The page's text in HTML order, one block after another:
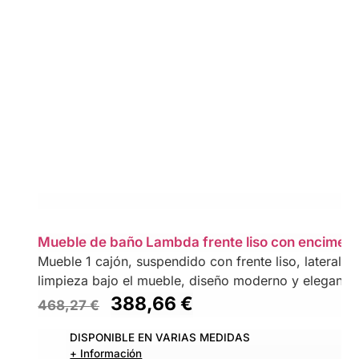
Mueble de baño Lambda frente liso con
Mueble 1 cajón, suspendido con frente liso,
limpieza bajo el mueble, diseño moderno y elegante.
468,27€ 388,66€
DISPONIBLE EN VARIAS MEDIDAS
+ Información